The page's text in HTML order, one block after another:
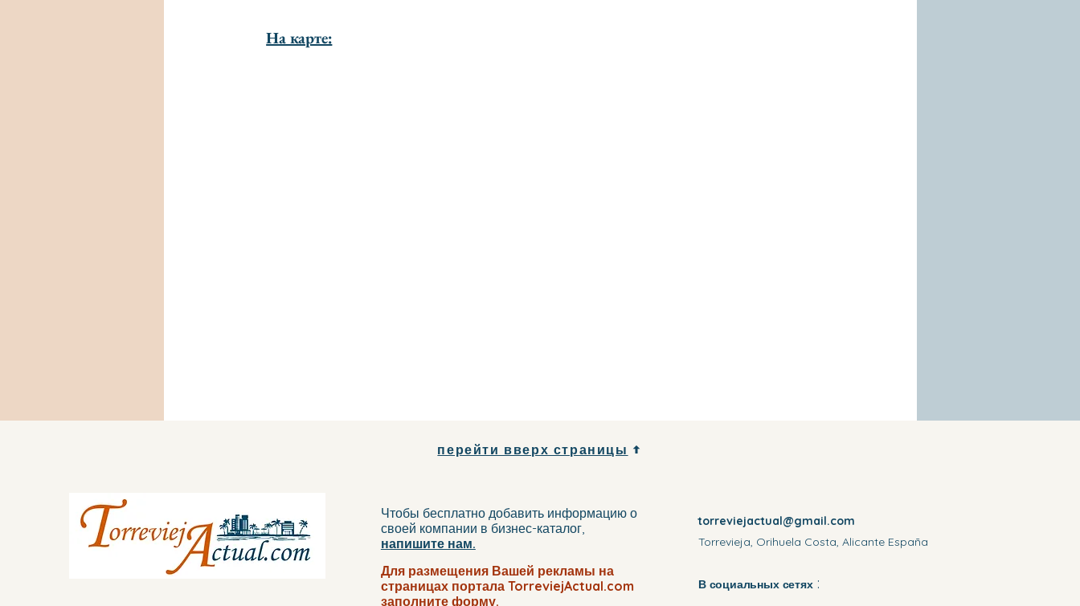
На карте:
перейти вверх страницы
Чтобы бесплатно добавить информацию о
своей компании в бизнес-каталог,
напишите нам.
Для размещения Вашей рекламы на
страницах портала TorreviejActual.com
заполните форму.
torreviejactual@gmail.com
Torrevieja, Orihuela Costa, Alicante España
В социальных сетях: